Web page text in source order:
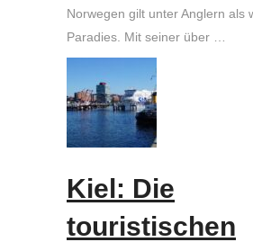
Norwegen gilt unter Anglern als
Paradies. Mit seiner über …
Kiel: Die
touristischen